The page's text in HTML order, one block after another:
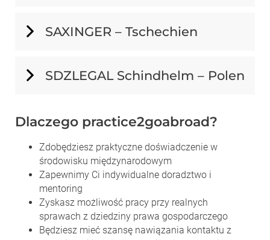
SAXINGER – Tschechien
SDZLEGAL Schindhelm – Polen
Dlaczego practice2goabroad?
Zdobędziesz praktyczne doświadczenie w
środowisku międzynarodowym
Zapewnimy Ci indywidualne doradztwo i
mentoring
Zyskasz możliwość pracy przy realnych
sprawach z dziedziny prawa gospodarczego
Będziesz mieć szansę nawiązania kontaktu z